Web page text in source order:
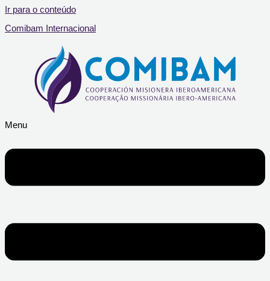
Ir para o conteúdo
Comibam Internacional
Menu